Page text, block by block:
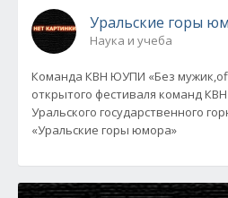
Уральские горы
Наука и учеба
Команда КВН ЮУПИ «Без
открытого фестиваля команд
Уральского государственного
«Уральские горы юмора»